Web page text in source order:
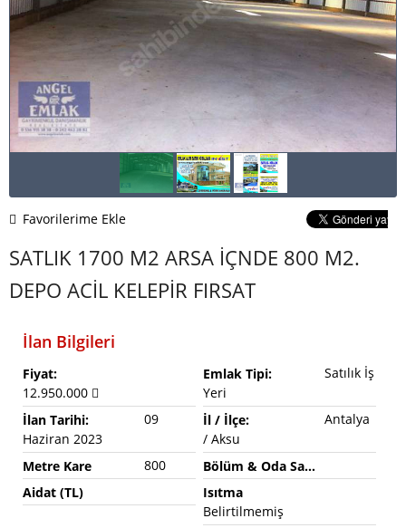
Favorilerime Ekle
SATLIK 1700 M2 ARSA İÇNDE 800 M2.
DEPO ACİL KELEPİR FIRSAT
İlan Bilgileri
Fiyat:
12.950.000
Emlak Tipi:
Satılık İş
Yeri
İlan Tarihi:
09
Haziran 2023
İl / İlçe:
Antalya
/ Aksu
Metre Kare
800
Bölüm & Oda Sayısı
Aidat (TL)
Isıtma
Belirtilmemiş